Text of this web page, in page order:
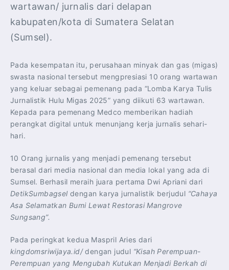
wartawan/ jurnalis dari delapan
kabupaten/kota di Sumatera Selatan
(Sumsel).
Pada kesempatan itu, perusahaan minyak dan gas (migas)
swasta nasional tersebut mengpresiasi 10 orang wartawan
yang keluar sebagai pemenang pada “Lomba Karya Tulis
Jurnalistik Hulu Migas 2025” yang diikuti 63 wartawan.
Kepada para pemenang Medco memberikan hadiah
perangkat digital untuk menunjang kerja jurnalis sehari-
hari.
10 Orang jurnalis yang menjadi pemenang tersebut
berasal dari media nasional dan media lokal yang ada di
Sumsel. Berhasil meraih juara pertama Dwi Apriani dari
DetikSumbagsel dengan karya jurnalistik berjudul “Cahaya
Asa Selamatkan Bumi Lewat Restorasi Mangrove
Sungsang”.
Pada peringkat kedua Maspril Aries dari
kingdomsriwijaya.id/dengan judul “Kisah Perempuan-
Perempuan yang Mengubah Kutukan Menjadi Berkah di